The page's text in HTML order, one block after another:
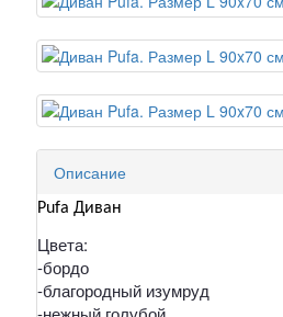
Описание
Pufa Диван
Цвета:
-бордо
-благородный изумруд